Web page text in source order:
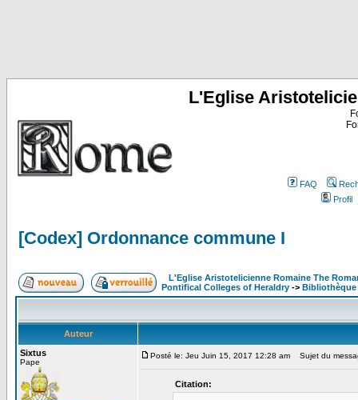
L'Eglise
FAQ
Profil
[Codex] Ordonnance commune I
L'Eglise Aristotelicienne Romaine The
Pontifical Colleges of Heraldry -> Bibliothèque
Auteur
Sixtus
Pape
Posté le: Jeu Juin 15, 2017 12:28 am Sujet du
Citation: